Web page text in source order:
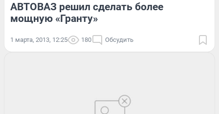
АВТОВАЗ решил сделать более
мощную «Гранту»
1 марта, 2013, 12:25 180 Обсудить